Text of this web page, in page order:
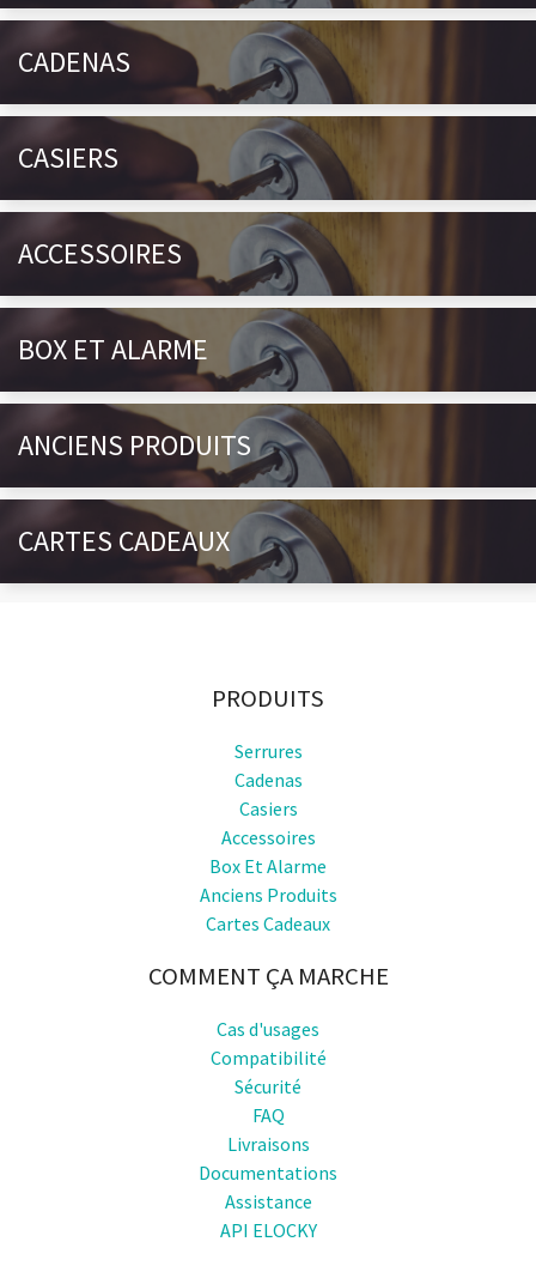
CADENAS
CASIERS
ACCESSOIRES
BOX ET ALARME
ANCIENS PRODUITS
CARTES CADEAUX
PRODUITS
Serrures
Cadenas
Casiers
Accessoires
Box Et Alarme
Anciens Produits
Cartes Cadeaux
COMMENT ÇA MARCHE
Cas d'usages
Compatibilité
Sécurité
FAQ
Livraisons
Documentations
Assistance
API ELOCKY